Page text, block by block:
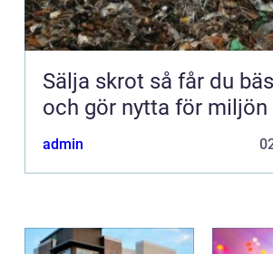
Sälja skrot så får du bäst betalt
och gör nytta för miljön
admin